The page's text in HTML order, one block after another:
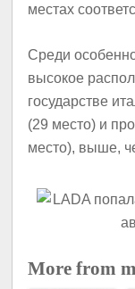
местах
Среди
высокое
государстве
(29 место) и
место), выше,
More from